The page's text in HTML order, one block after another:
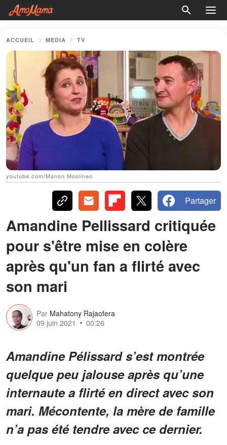
ACCUEIL MEDIA TV
youtube.com/Manon Moolineo
Partager
Amandine Pellissard critiquée
pour s'être mise en colère
après qu'un fan a flirté avec
son mari
Par Mahatony Rajaofera
09 juin 2021
00:26
Amandine Pélissard s’est montrée
quelque peu jalouse après qu’une
internaute a flirté en direct avec son
mari. Mécontente, la mère de famille
n’a pas été tendre avec ce dernier.